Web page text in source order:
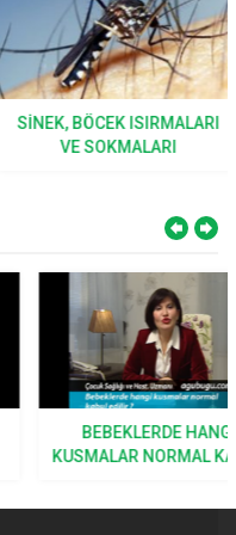
SINEK, BÖCEK ISIRMALARI
VE SOKMALARI
BEBEKLERDE HANGI
KUSMALAR NORMAL KABUL